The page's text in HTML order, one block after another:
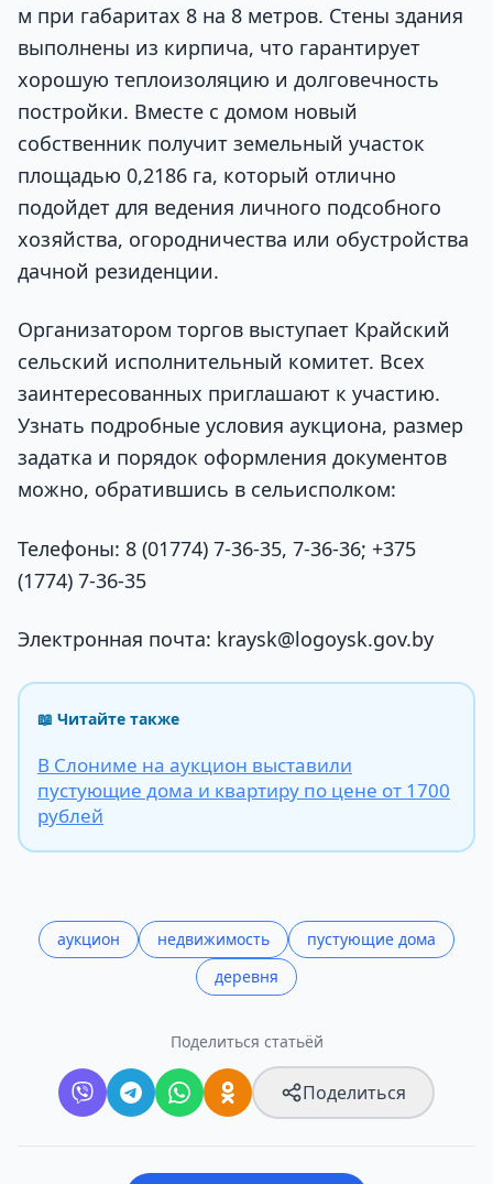
м при габаритах 8 на 8 метров. Стены здания
выполнены из кирпича, что гарантирует
хорошую теплоизоляцию и долговечность
постройки. Вместе с домом новый
собственник получит земельный участок
площадью 0,2186 га, который отлично
подойдет для ведения личного подсобного
хозяйства, огородничества или обустройства
дачной резиденции.
Организатором торгов выступает Крайский
сельский исполнительный комитет. Всех
заинтересованных приглашают к участию.
Узнать подробные условия аукциона, размер
задатка и порядок оформления документов
можно, обратившись в сельисполком:
Телефоны: 8 (01774) 7-36-35, 7-36-36; +375
(1774) 7-36-35
Электронная почта: kraysk@logoysk.gov.by
📖 Читайте также
В Слониме на аукцион выставили
пустующие дома и квартиру по цене от 1700
рублей
аукцион недвижимость
пустующие дома
деревня
Поделиться статьёй
Поделиться